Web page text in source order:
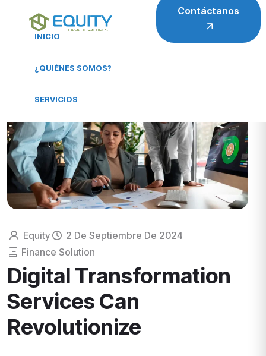
INICIO
¿QUIÉNES SOMOS?
SERVICIOS
Contáctanos
Equity
2 De Septiembre De 2024
Finance Solution
Digital Transformation
Services Can
Revolutionize